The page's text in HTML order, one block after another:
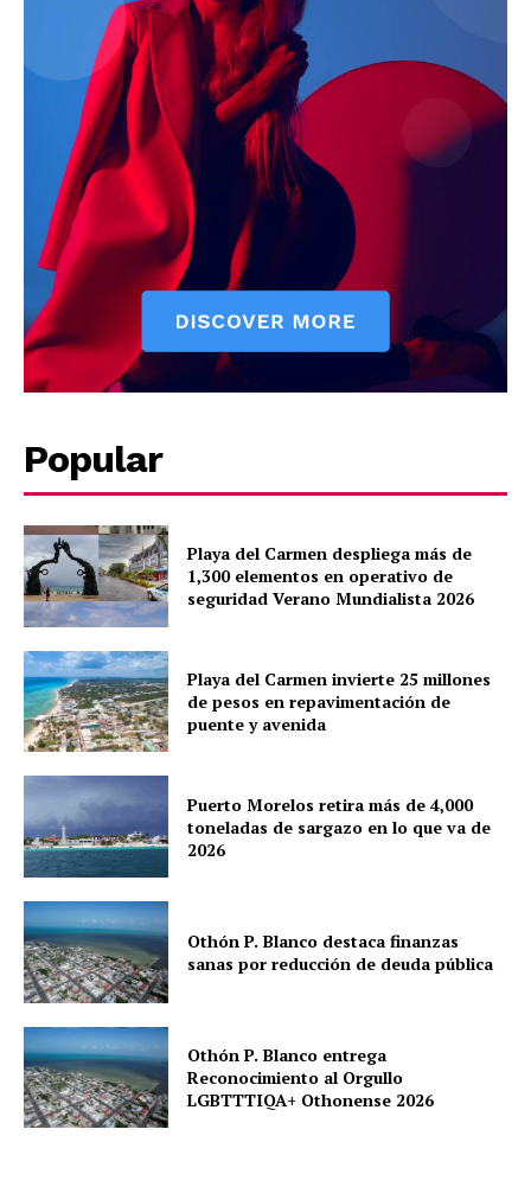
Company
About
Contact us
Subscription Plans
My account
Quintana Roo
Cancún
Chetumal
Puerto Morelos
Popular
Playa del Carmen despliega más de
1,300 elementos en operativo de
seguridad Verano Mundialista 2026
Playa del Carmen invierte 25 millones
de pesos en repavimentación de
puente y avenida
Puerto Morelos retira más de 4,000
toneladas de sargazo en lo que va de
2026
Othón P. Blanco destaca finanzas
sanas por reducción de deuda pública
Othón P. Blanco entrega
Reconocimiento al Orgullo
LGBTTTIQA+ Othonense 2026